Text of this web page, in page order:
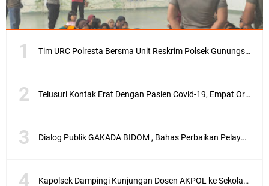
Tim URC Polresta Bersma Unit Reskrim Polsek Gunungsari Tangkap Pelaku Curanmor
Telusuri Kontak Erat Dengan Pasien Covid-19, Empat Orang di Desa Kedaro Sekotong Dirapid
Dialog Publik GAKADA BIDOM , Bahas Perbaikan Pelayanan Medis di NTB
Kapolsek Dampingi Kunjungan Dosen AKPOL ke Sekolah Rakyat Gunungsari